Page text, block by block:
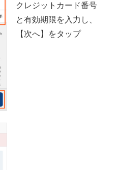
クレジットカード番号
と有効期限を入力し、
【次へ】をタップ